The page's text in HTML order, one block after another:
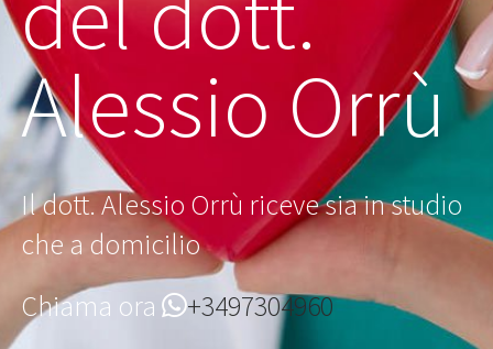
Alessio Orrù
Il dott. Alessio Orrù riceve sia in studio
che a domicilio
Chiama ora
+3497304960